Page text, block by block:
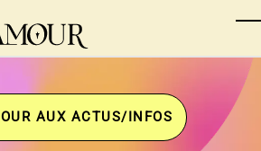
AUX ACTUS/INFOS